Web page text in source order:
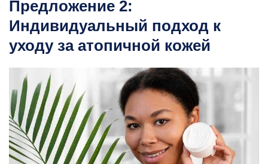
Предложение 2:
Индивидуальный подход к
уходу за атопичной кожей